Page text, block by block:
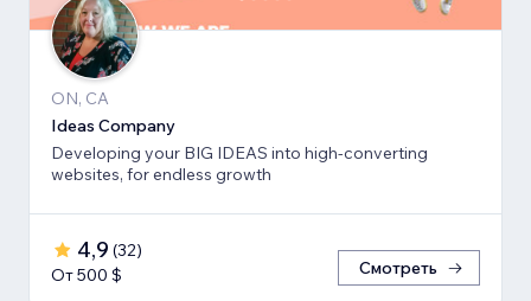
ON, CA
Ideas Company
Developing your BIG IDEAS into high-converting
websites, for endless growth
4,9 (32)
От 500 $
Смотреть